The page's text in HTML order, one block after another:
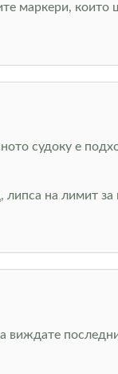
маркери, които
судоку е
на лимит
виждате